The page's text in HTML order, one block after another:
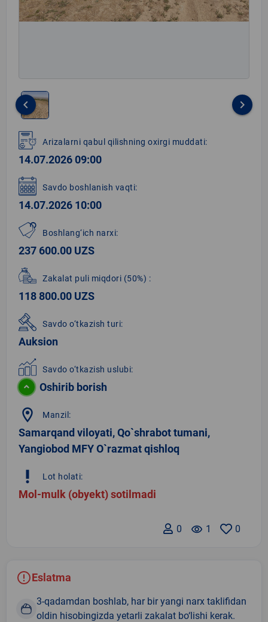
1
of
1
keyboard_arrow_left keyboard_arrow_right
Arizalarni qabul qilishning oxirgi muddati:
14.07.2026 09:00
Savdo boshlanish vaqti:
14.07.2026 10:00
Boshlang‘ich narxi:
237 600.00 UZS
Zakalat puli miqdori (50%) :
118 800.00 UZS
Savdo o‘tkazish turi:
Auksion
Savdo o‘tkazish uslubi:
Oshirib borish
location_on Manzil:
Samarqand viloyati, Qo`shrabot tumani,
Yangiobod MFY O`razmat qishloq
priority_high Lot holati:
Mol-mulk (obyekt) sotilmadi
0
remove_red_eye 1
0
Eslatma
3-qadamdan boshlab, har bir yangi narx taklifidan
oldin hisobingizda yetarli zakalat bo‘lishi kerak.